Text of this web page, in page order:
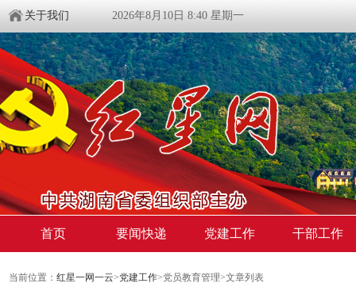
关于我们 2026年8月10日 8:40 星期一
首页 要闻快递 党建工作 干部工作
当前位置： 红星一网一云>党建工作>党员教育管理>文章列表